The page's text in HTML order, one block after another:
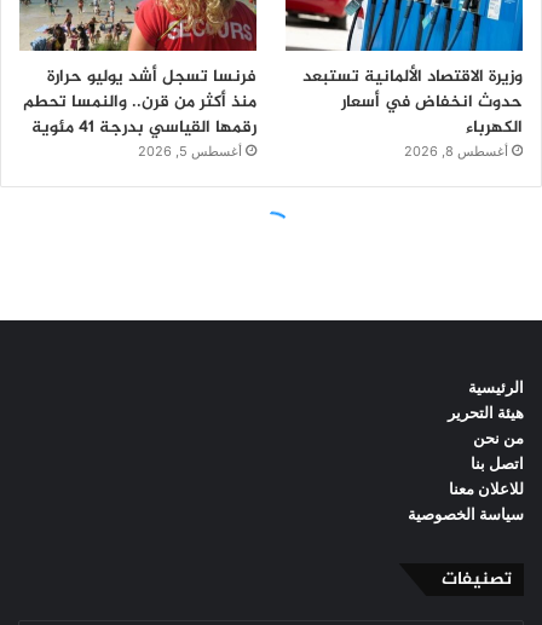
الرئيسية
هيئة التحرير
من نحن
اتصل بنا
للاعلان معنا
سياسة الخصوصية
تصنيفات